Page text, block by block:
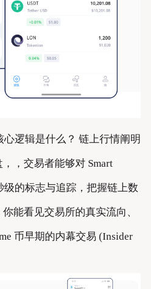
逻辑是什么？ 链上行情阐明
，交易者能够对 Smart
的标志与追踪，把握链上数
能看见交易所的真实流向、
币早期的内幕交易 (Insider